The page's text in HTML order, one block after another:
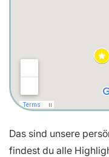
Das sind unsere
findest du alle